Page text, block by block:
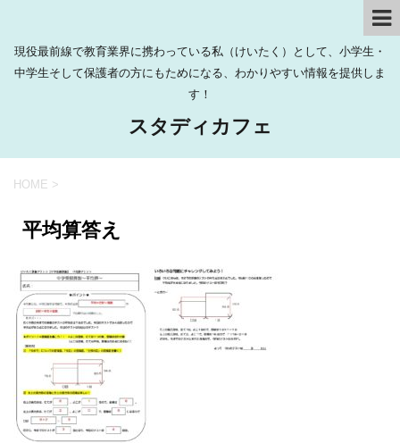
現役最前線で教育業界に携わっている私（けいたく）として、小学生・
中学生そして保護者の方にもためになる、わかりやすい情報を提供しま
す！
スタディカフェ
HOME >
平均算答え